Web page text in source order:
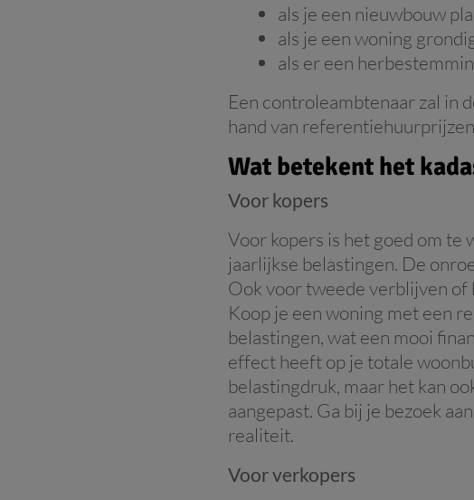
als je een nieuwbouw
als je een woning
als er een
Een controleambtenaar zal in
hand van
Wat betekent het
Voor kopers
Voor kopers is het goed om te
jaarlijkse belastingen. De
Ook voor tweede verblijven of
Koop je een woning met een
belastingen, wat een mooi
effect heeft op je totale
belastingdruk, maar het kan
aangepast. Ga bij je bezoek
realiteit.
Voor verkopers